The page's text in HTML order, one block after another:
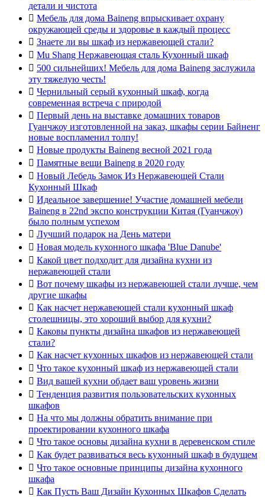
детали и чистота
 Мебель для дома Baineng впрыскивает охрану
окружающей среды и здоровье в каждый процесс
 Знаете ли вы шкаф из нержавеющей стали?
 Mu Shang Нержавеющая сталь Кухонный шкаф
 500 сильнейших! Мебель для дома Baineng заслужила
эту тяжелую честь!
 Чернильный серый кухонный шкаф, когда
современная встреча с природой
 Первый день на выставке домашних товаров
Гуанчжоу изготовленной на заказ, шкафы серии Байненг
новые воспламенил толпу!
 Новые продукты Baineng весной 2021 года
 Памятные вещи Baineng в 2020 году
 Новый Лебедь Замок Из Нержавеющей Стали
Кухонный Шкаф
 Идеальное завершение! Участие домашней мебели
Baineng в 22nd экспо конструкции Китая (Гуанчжоу)
было полным успехом
 Лучший подарок на День матери
 Новая модель кухонного шкафа 'Blue Danube'
 Какой цвет подходит для дизайна кухни из
нержавеющей стали
 Вот почему шкафы из нержавеющей стали лучше, чем
другие шкафы
 Как насчет нержавеющей стали кухонный шкаф
столешницы, это хороший выбор для кухни?
 Каковы пункты дизайна шкафов из нержавеющей
стали?
 Как насчет кухонных шкафов из нержавеющей стали
 Что такое кухонный шкаф из нержавеющей стали
 Вид вашей кухни обдает ваш уровень жизни
 Тенденция развития пользовательских кухонных
шкафов
 На что мы должны обратить внимание при
проектировании кухонного шкафа
 Что такое основы дизайна кухни в деревенском стиле
 Как будет развиваться весь кухонный шкаф в будущем
 Что такое основные принципы дизайна кухонного
шкафа
 Как Пусть Ваш Дизайн Кухонных Шкафов Сделать